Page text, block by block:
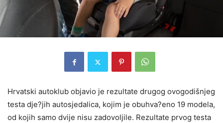
Hrvatski autoklub objavio je rezultate drugog ovogodišnjeg
testa dje?jih autosjedalica, kojim je obuhva?eno 19 modela,
od kojih samo dvije nisu zadovoljile. Rezultate prvog testa